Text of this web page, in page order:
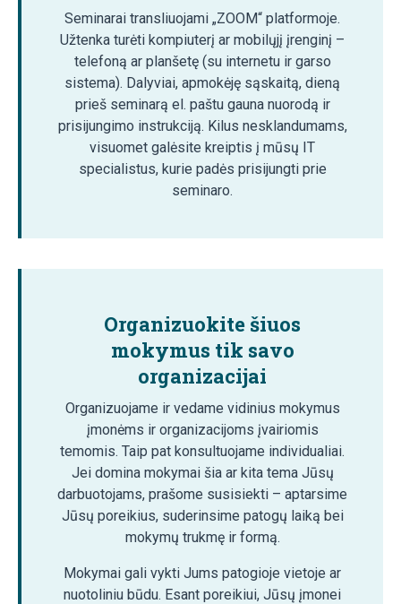
Seminarai transliuojami „ZOOM“ platformoje.
Užtenka turėti kompiuterį ar mobilųjį įrenginį –
telefoną ar planšetę (su internetu ir garso
sistema). Dalyviai, apmokėję sąskaitą, dieną
prieš seminarą el. paštu gauna nuorodą ir
prisijungimo instrukciją. Kilus nesklandumams,
visuomet galėsite kreiptis į mūsų IT
specialistus, kurie padės prisijungti prie
seminaro.
Organizuokite šiuos
mokymus tik savo
organizacijai
Organizuojame ir vedame vidinius mokymus
įmonėms ir organizacijoms įvairiomis
temomis. Taip pat konsultuojame individualiai.
Jei domina mokymai šia ar kita tema Jūsų
darbuotojams, prašome susisiekti – aptarsime
Jūsų poreikius, suderinsime patogų laiką bei
mokymų trukmę ir formą.
Mokymai gali vykti Jums patogioje vietoje ar
nuotoliniu būdu. Esant poreikiui, Jūsų įmonei